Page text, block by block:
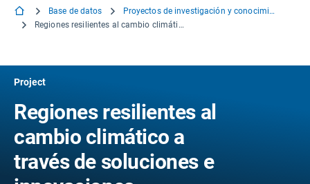
Base de datos
Proyectos de investigación y conocimiento
Regiones resilientes al cambio climático a través de soluciones e innovaciones sistémicas
Project
Regiones resilientes al
cambio climático a
través de soluciones e